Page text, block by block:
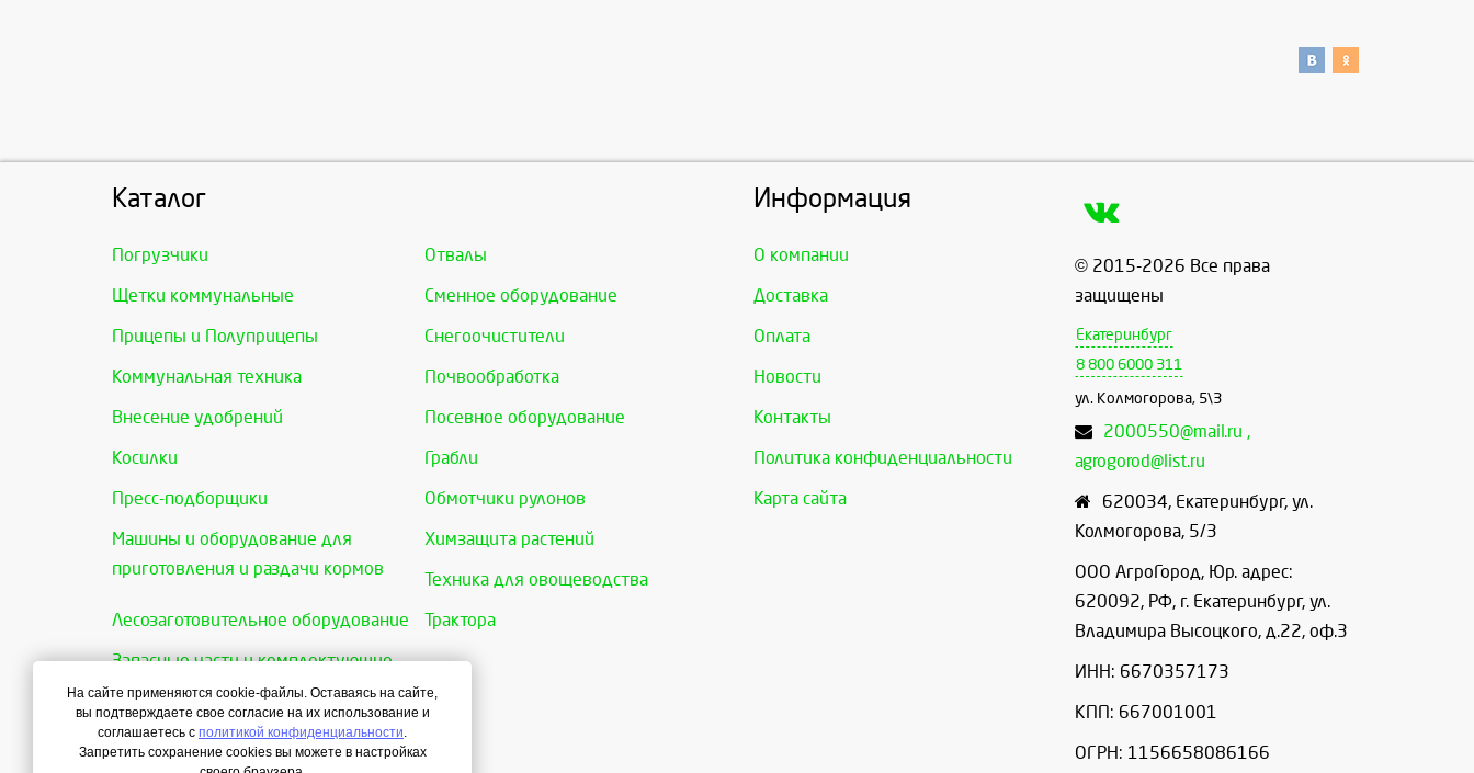
Каталог
Погрузчики Отвалы
Щетки коммунальные Сменное оборудование
Прицепы и Полуприцепы Снегоочистители
Коммунальная техника Почвообработка
Внесение удобрений Посевное оборудование
Косилки Грабли
Пресс-подборщики Обмотчики рулонов
Машины и оборудование для
приготовления и раздачи кормов
Химзащита растений
Техника для овощеводства
Лесозаготовительное оборудование Трактора
Запасные части и комплектующие
Информация
О компании
Доставка
Оплата
Новости
Контакты
Политика конфиденциальности
Карта сайта
© 2015-2026 Все права
защищены
Екатеринбург
8 800 6000 311
ул. Колмогорова, 5\3
2000550@mail.ru ,
agrogorod@list.ru
620034, Екатеринбург, ул.
Колмогорова, 5/3
ООО АгроГород, Юр. адрес:
620092, РФ, г. Екатеринбург, ул.
Владимира Высоцкого, д.22, оф.3
ИНН: 6670357173
КПП: 667001001
ОГРН: 1156658086166
На сайте применяются cookie-файлы. Оставаясь на сайте,
вы подтверждаете свое согласие на их использование и
соглашаетесь с политикой конфиденциальности.
Запретить сохранение cookies вы можете в настройках